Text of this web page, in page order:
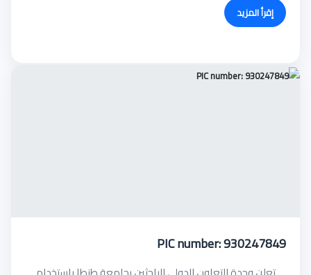
إقرأ المزيد
PIC number: 930247849